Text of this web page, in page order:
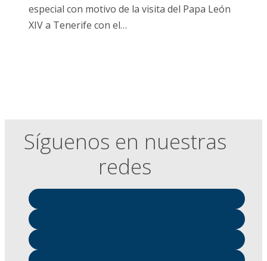
especial con motivo de la visita del Papa León
XIV a Tenerife con el…
Síguenos en nuestras
redes